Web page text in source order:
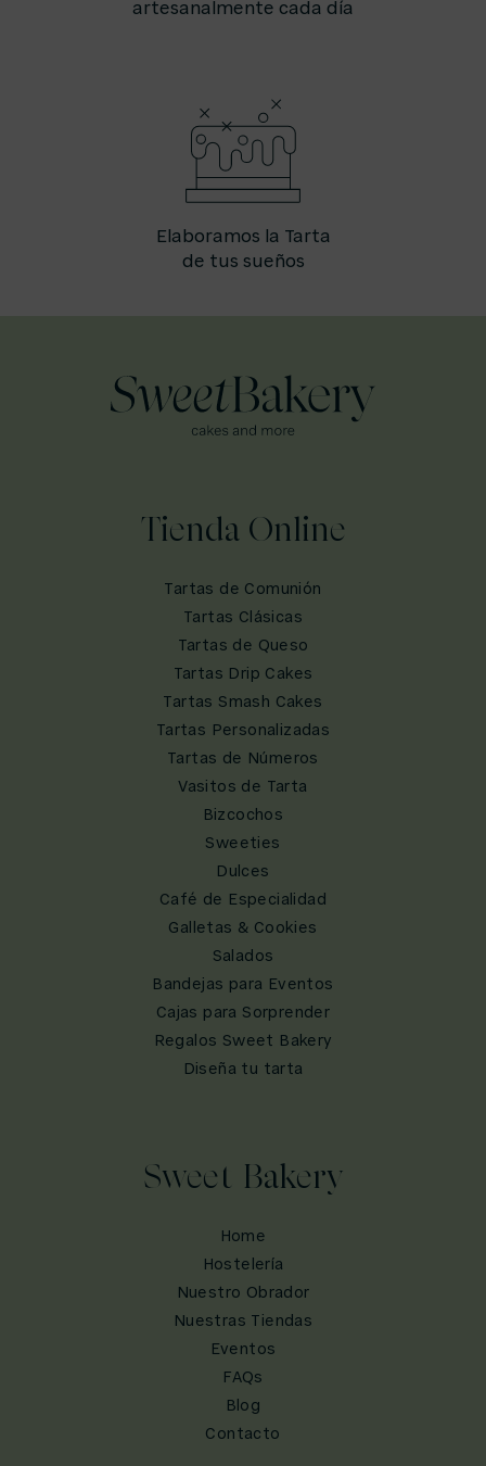
artesanalmente cada día
Elaboramos la Tarta
de tus sueños
Tienda Online
Tartas de Comunión
Tartas Clásicas
Tartas de Queso
Tartas Drip Cakes
Tartas Smash Cakes
Tartas Personalizadas
Tartas de Números
Vasitos de Tarta
Bizcochos
Sweeties
Dulces
Café de Especialidad
Galletas & Cookies
Salados
Bandejas para Eventos
Cajas para Sorprender
Regalos Sweet Bakery
Diseña tu tarta
Sweet Bakery
Home
Hostelería
Nuestro Obrador
Nuestras Tiendas
Eventos
FAQs
Blog
Contacto